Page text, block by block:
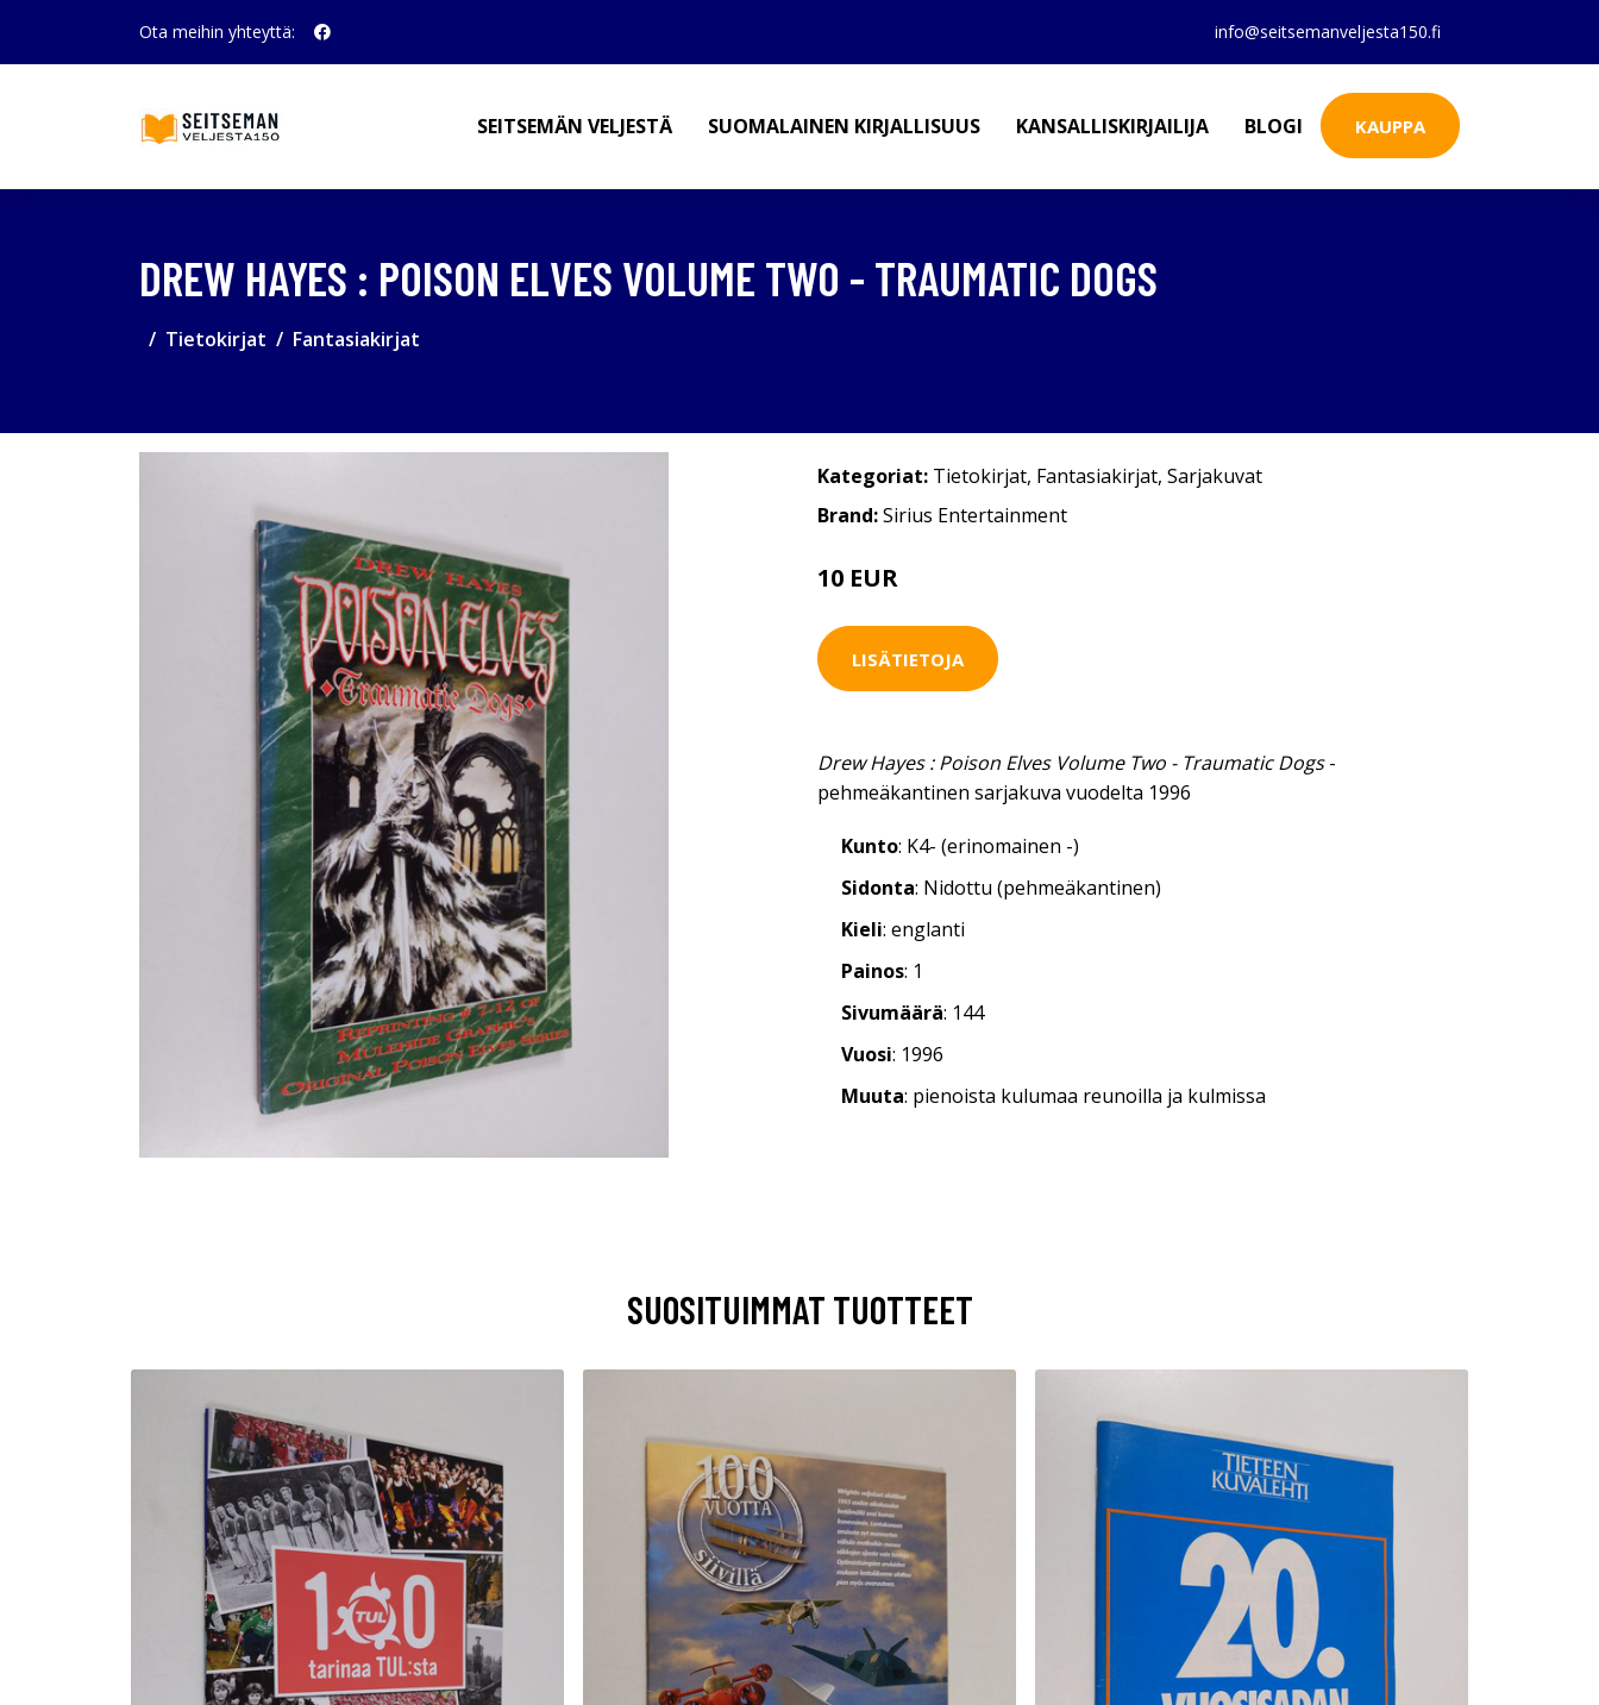
Ota meihin yhteyttä: info@seitsemanveljesta150.fi
SEITSEMÄN VELJESTÄ SUOMALAINEN KIRJALLISUUS KANSALLISKIRJAILIJA BLOGI KAUPPA
DREW HAYES : POISON ELVES VOLUME TWO - TRAUMATIC DOGS
Tietokirjat Fantasiakirjat
Kategoriat: Tietokirjat, Fantasiakirjat, Sarjakuvat
Brand:Sirius Entertainment
10 EUR
LISÄTIETOJA
Drew Hayes : Poison Elves Volume Two - Traumatic Dogs-
pehmeäkantinen sarjakuva vuodelta 1996
Kunto: K4- (erinomainen -)
Sidonta: Nidottu (pehmeäkantinen)
Kieli: englanti
Painos: 1
Sivumäärä: 144
Vuosi: 1996
Muuta: pienoista kulumaa reunoilla ja kulmissa
SUOSITUIMMAT TUOTTEET